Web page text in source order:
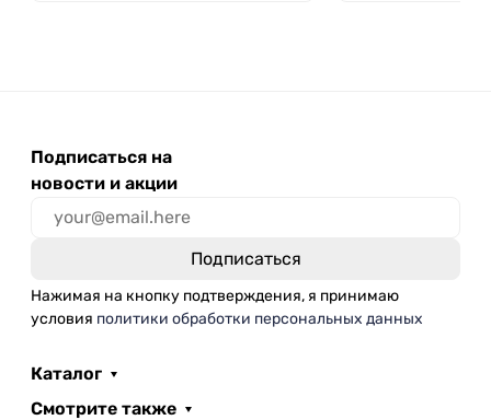
Подписаться на
новости и акции
Нажимая на кнопку подтверждения, я принимаю
условия политики обработки персональных данных
Каталог
Смотрите также